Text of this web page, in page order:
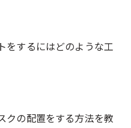
をするにはどのような工
クの配置をする方法を教